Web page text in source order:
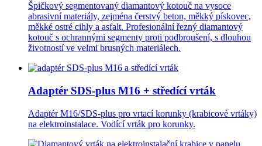
Špičkový segmentovaný diamantový kotouč na vysoce
abrasivní materiály, zejména čerstvý beton, měkký pískovec,
měkké ostré cihly a asfalt. Profesionální řezný diamantový
kotouč s ochrannými segmenty proti podbroušení, s dlouhou
životností ve velmi brusných materiálech.
Adaptér SDS-plus M16 + středící vrták
Adaptér M16/SDS-plus pro vrtací korunky (krabicové vrtáky)
na elektroinstalace. Vodící vrták pro korunky.